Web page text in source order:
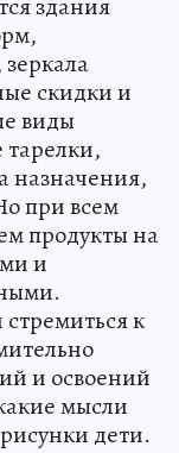
здания
скидки и
виды
назначения,
при всем
продукты на
и
стремиться к
и освоений
мысли
дети.